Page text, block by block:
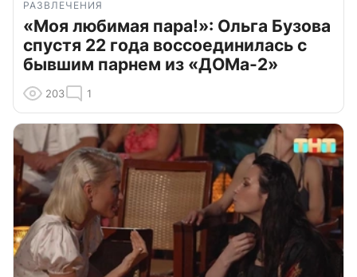
РАЗВЛЕЧЕНИЯ
«Моя любимая пара!»: Ольга Бузова
спустя 22 года воссоединилась с
бывшим парнем из «ДОМа-2»
203 1